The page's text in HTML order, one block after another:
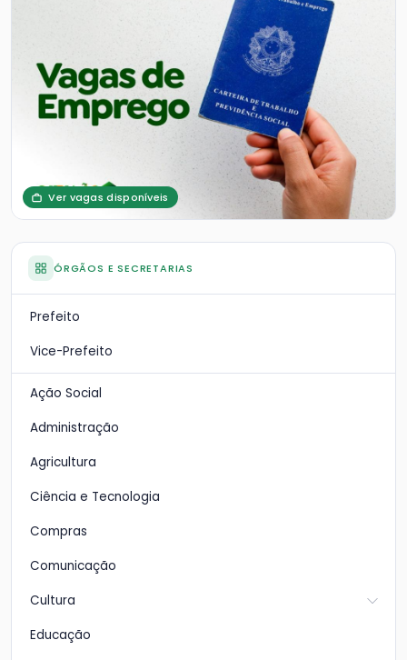
Ver vagas disponíveis
ÓRGÃOS E SECRETARIAS
Prefeito
Vice-Prefeito
Ação Social
Administração
Agricultura
Ciência e Tecnologia
Compras
Comunicação
Cultura
Educação